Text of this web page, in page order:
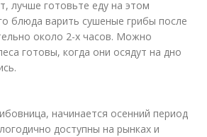
лучше готовьте еду на этом
блюда варить сушеные грибы после
около 2-х часов. Можно
готовы, когда они осядут на дно
начинается осенний период
доступны на рынках и